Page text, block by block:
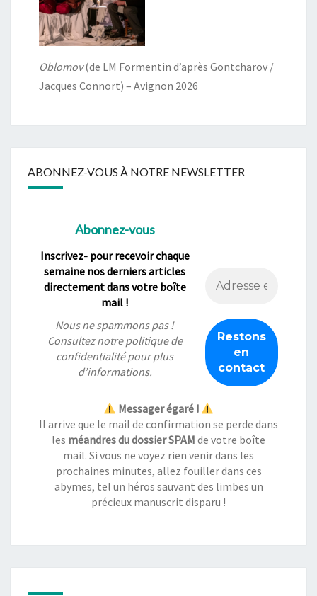
Oblomov(de LM Formentin d’après Gontcharov /
Jacques Connort) – Avignon 2026
ABONNEZ-VOUS À NOTRE NEWSLETTER
Abonnez-vous
Inscrivez- pour recevoir chaque
semaine nos derniers articles
directement dans votre boîte
mail !
Nous ne spammons pas !
Consultez notrepolitique de
confidentialitépour plus
d’informations.
Messager égaré !
Il arrive que le mail de confirmation se perde dans
les méandres du dossier SPAM de votre boîte
mail. Si vous ne voyez rien venir dans les
prochaines minutes, allez fouiller dans ces
abymes, tel un héros sauvant des limbes un
précieux manuscrit disparu !